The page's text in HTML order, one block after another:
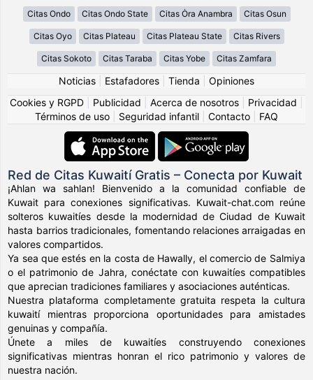
Citas Ondo Citas Ondo State Citas Ȯra Anambra Citas Osun
Citas Oyo Citas Plateau Citas Plateau State Citas Rivers
Citas Sokoto Citas Taraba Citas Yobe Citas Zamfara
Noticias Estafadores Tienda
Opiniones
Cookies y RGPD
Publicidad Acerca de nosotros Privacidad
Términos de uso
Seguridad infantil Contacto FAQ
Red de Citas Kuwaití Gratis – Conecta por Kuwait
¡Ahlan wa sahlan! Bienvenido a la comunidad confiable de
Kuwait para conexiones significativas. Kuwait-chat.com reúne
solteros kuwaitíes desde la modernidad de Ciudad de Kuwait
hasta barrios tradicionales, fomentando relaciones arraigadas en
valores compartidos.
Ya sea que estés en la costa de Hawally, el comercio de Salmiya
o el patrimonio de Jahra, conéctate con kuwaitíes compatibles
que aprecian tradiciones familiares y asociaciones auténticas.
Nuestra plataforma completamente gratuita respeta la cultura
kuwaití mientras proporciona oportunidades para amistades
genuinas y compañía.
Únete a miles de kuwaitíes construyendo conexiones
significativas mientras honran el rico patrimonio y valores de
nuestra nación.